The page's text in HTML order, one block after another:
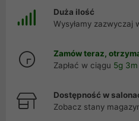
Duża ilość
Wysyłamy zazwyczaj
Zamów teraz,
Zapłać w ciągu 5g
Dostępność w
Zobacz stany